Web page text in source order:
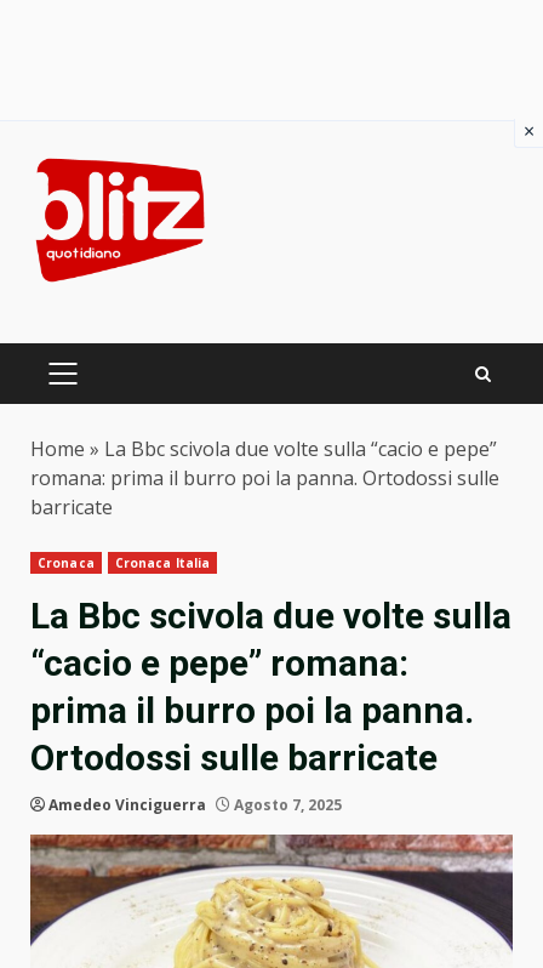
content
PRIMARY
Home » La Bbc scivola due volte sulla “cacio e pepe”
romana: prima il burro poi la panna. Ortodossi sulle
barricate
Cronaca Cronaca Italia
La Bbc scivola due volte sulla
“cacio e pepe” romana:
prima il burro poi la panna.
Ortodossi sulle barricate
Amedeo Vinciguerra Agosto 7, 2025
×